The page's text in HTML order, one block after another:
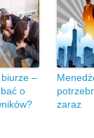
–
o
zaraz